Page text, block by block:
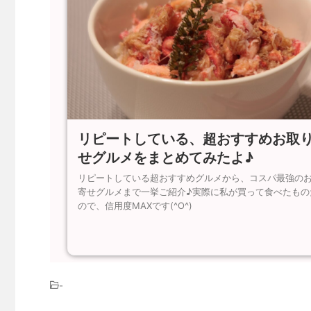
リピートしている、超おすすめお取
せグルメをまとめてみたよ♪
リピートしている超おすすめグルメから、コスパ最強の
寄せグルメまで一挙ご紹介♪実際に私が買って食べたも
ので、信用度MAXです(^O^)
-